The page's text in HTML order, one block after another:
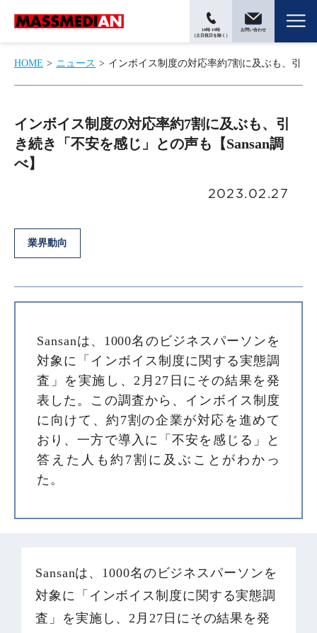
10時-19時
（土日祝日を除く）
お問い合わせ
HOME ニュース インボイス制度の対応率約7割に及ぶも、引き
インボイス制度の対応率約7割に及ぶも、引
き続き「不安を感じ」との声も【Sansan調
べ】
2023.02.27
業界動向
Sansanは、1000名のビジネスパーソンを
対象に「インボイス制度に関する実態調
査」を実施し、2月27日にその結果を発
表した。この調査から、インボイス制度
に向けて、約7割の企業が対応を進めて
おり、一方で導入に「不安を感じる」と
答えた人も約7割に及ぶことがわかっ
た。
Sansanは、1000名のビジネスパーソンを
対象に「インボイス制度に関する実態調
査」を実施し、2月27日にその結果を発